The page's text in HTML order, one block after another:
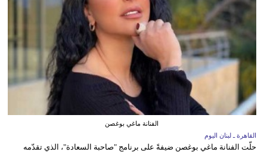
الفنانة ماغي بوغصن
القاهرة ـ لبنان اليوم
حلّت الفنانة ماغي بوغصن ضيفةً على برنامج "صاحبة السعادة"، الذي تقدّمه